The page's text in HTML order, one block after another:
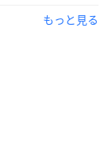
もっと見る